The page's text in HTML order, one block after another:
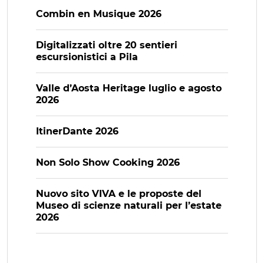
Combin en Musique 2026
Digitalizzati oltre 20 sentieri
escursionistici a Pila
Valle d’Aosta Heritage luglio e agosto
2026
ItinerDante 2026
Non Solo Show Cooking 2026
Nuovo sito VIVA e le proposte del
Museo di scienze naturali per l’estate
2026